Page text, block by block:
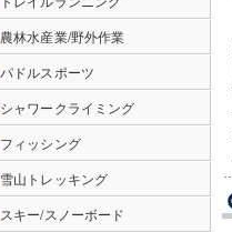
農林水産業/野外作業
パドルスポーツ
シャワークライミング
フィッシング
雪山トレッキング
スキー/スノーボード